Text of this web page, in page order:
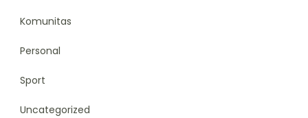
Komunitas
Personal
Sport
Uncategorized